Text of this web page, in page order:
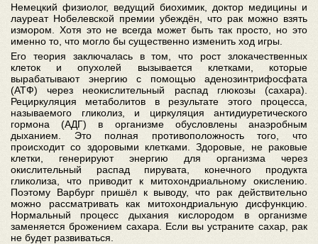
Немецкий физиолог, ведущий биохимик, доктор медицины и
лауреат Нобелевской премии убеждён, что рак можно взять
измором. Хотя это не всегда может быть так просто, но это
именно то, что могло бы существенно изменить ход игры.
Его теория заключалась в том, что рост злокачественных
клеток и опухолей вызывается клетками, которые
вырабатывают энергию с помощью аденозинтрифосфата
(АТФ) через неокислительный распад глюкозы (сахара).
Рециркуляция метаболитов в результате этого процесса,
называемого гликолиз, и циркуляция антидиуретического
гормона (АДГ) в организме обусловлены анаэробным
дыханием. Это полная противоположность того, что
происходит со здоровыми клетками. Здоровые, не раковые
клетки, генерируют энергию для организма через
окислительный распад пирувата, конечного продукта
гликолиза, что приводит к митохондриальному окислению.
Поэтому Варбург пришёл к выводу, что рак действительно
можно рассматривать как митохондриальную дисфункцию.
Нормальный процесс дыхания кислородом в организме
заменяется брожением сахара. Если вы устраните сахар, рак
не будет развиваться.